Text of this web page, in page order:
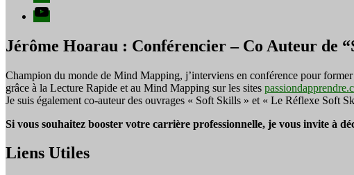
YouTube
Jérôme Hoarau : Conférencier – Co Auteur de
Champion du monde de Mind Mapping, j’interviens en conférence pour
grâce à la Lecture Rapide et au Mind Mapping sur les sites
Je suis également co-auteur des ouvrages « Soft Skills » et « Le Réflexe Soft
Si vous souhaitez booster votre carrière professionnelle, je vous invite à
Liens Utiles